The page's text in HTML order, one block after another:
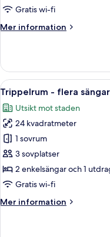
Gratis wi-fi
Mer information
Mer
dubbelrum
Öppna
alla
foton
för
Trippelrum
-
flera
sängar
9
Trippelrum - flera sängar
Utsikt mot staden
24 kvadratmeter
1 sovrum
3 sovplatser
2 enkelsängar och 1
Gratis wi-fi
Mer information
Mer